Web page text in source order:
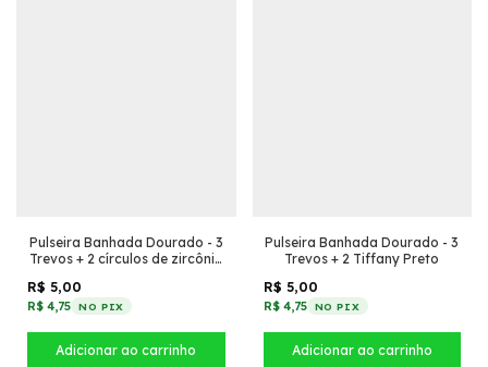
Pulseira Banhada Dourado - 3
Trevos + 2 círculos de zircônia
R$ 5,00
R$ 4,75 NO PIX
Pulseira Banhada Dourado - 3
Trevos + 2 Tiffany Preto
R$ 5,00
R$ 4,75 NO PIX